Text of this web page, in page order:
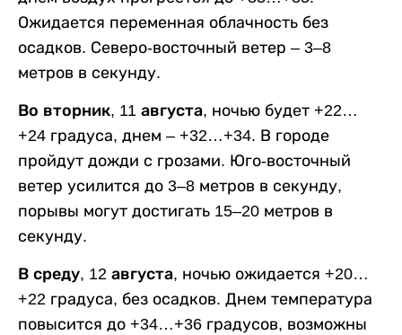
Ожидается переменная облачность без
осадков. Северо-восточный ветер – 3–8
метров в секунду.
Во вторник, 11 августа, ночью будет +22…
+24 градуса, днем – +32…+34. В городе
пройдут дожди с грозами. Юго-восточный
ветер усилится до 3–8 метров в секунду,
порывы могут достигать 15–20 метров в
секунду.
В среду, 12 августа, ночью ожидается +20…
+22 градуса, без осадков. Днем температура
повысится до +34…+36 градусов, возможны